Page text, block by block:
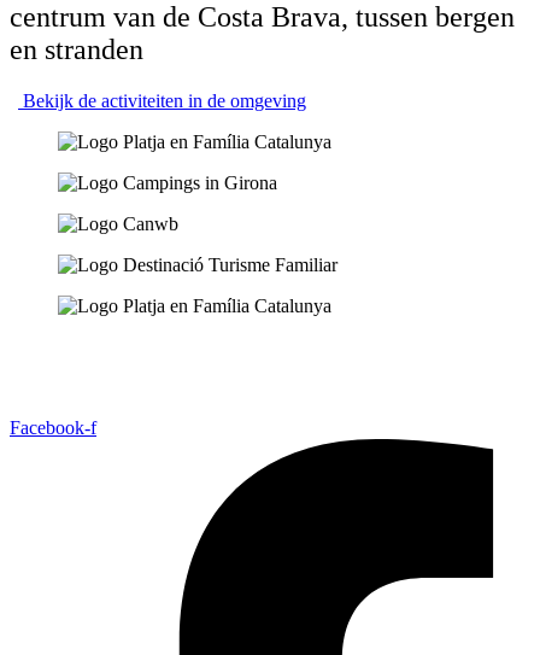
centrum van de Costa Brava, tussen bergen
en stranden
Bekijk de activiteiten in de omgeving
Facebook-f